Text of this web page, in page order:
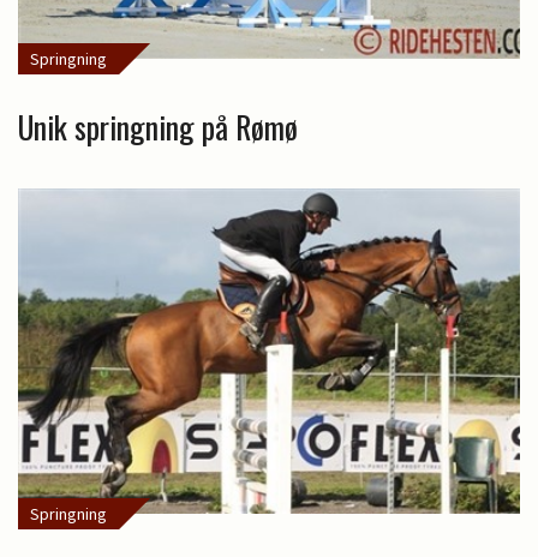
Springning
Unik springning på Rømø
Springning